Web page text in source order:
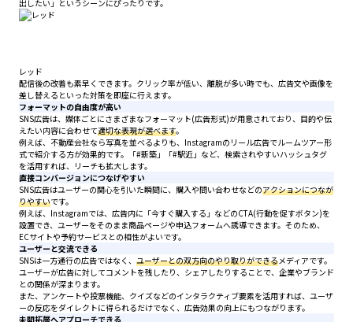
出したい」というシーンにぴったりです。
レッド
配信後の改善も素早くできます。クリック率が低い、離脱が多い時でも、広告文や画像を
差し替えるといった対策を即座に行えます。
フォーマットの自由度が高い
SNS広告は、媒体ごとにさまざまなフォーマット(広告形式)が用意されており、目的や伝
えたい内容に合わせて適切な表現が選べます。
例えば、不動産会社なら写真を並べるよりも、Instagramのリール広告でルームツアー形
式で紹介する方が効果的です。「#新築」「#駅近」など、検索されやすいハッシュタグ
を活用すれば、リーチも拡大します。
直接コンバージョンにつなげやすい
SNS広告はユーザーの関心を引いた瞬間に、購入や問い合わせなどのアクションにつなが
りやすいです。
例えば、Instagramでは、広告内に「今すぐ購入する」などのCTA(行動を促すボタン)を
設置でき、ユーザーをそのまま商品ページや申込フォームへ誘導できます。そのため、
ECサイトや予約サービスとの相性がよいです。
ユーザーと交流できる
SNSは一方通行の広告ではなく、 ユーザーとの双方向のやり取りができるメディアです。
ユーザーが広告に対してコメントを残したり、シェアしたりすることで、企業やブランド
との関係が深まります。
また、アンケートや投票機能、クイズなどのインタラクティブ要素を活用すれば、ユーザ
ーの反応をダイレクトに得られるだけでなく、広告効果の向上にもつながります。
未開拓層へアプローチできる